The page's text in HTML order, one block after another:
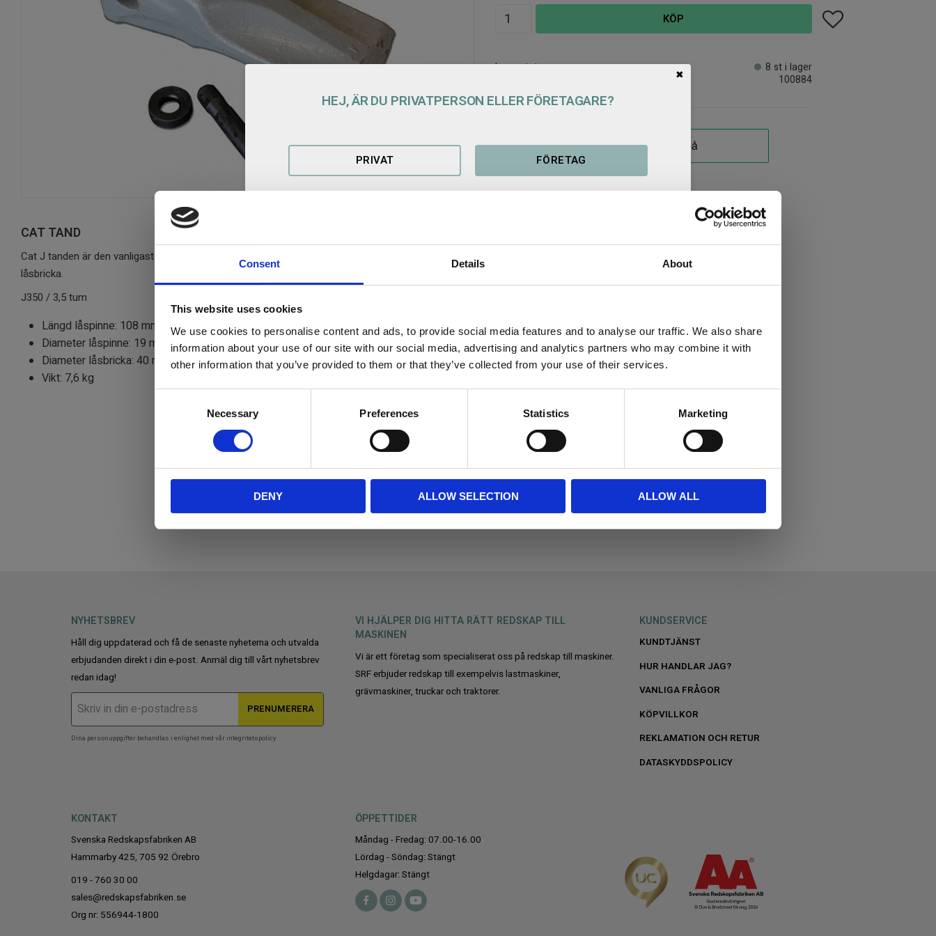
Consent Details About
This website uses cookies
We use cookies to personalise content and ads, to provide social media features and to analyse our traffic. We also share
information about your use of our site with our social media, advertising and analytics partners who may combine it with
other information that you’ve provided to them or that they’ve collected from your use of their services.
e
n
Necessary Preferences Statistics Marketing
DENY ALLOW SELECTION ALLOW ALL
KÖP Lägg till i favoriter
Lagerstatus
8 st i lager
100884
CAT TAND
Cat J tanden är den vanligaste tanden på marknaden och låses från sidan med en pinne och en
låsbricka.
J350 / 3,5 tum
Längd låspinne: 108 mm
Diameter låspinne: 19 mm
Diameter låsbricka: 40 mm
Vikt: 7,6 kg
Tandhållare 3,5"
Tandhållare 3,5"
499 KR
Lägg till i favoriter
NYHETSBREV
Håll dig uppdaterad och få de senaste nyheterna och utvalda
erbjudanden direkt i din e-post. Anmäl dig till vårt nyhetsbrev
redan idag!
PRENUMERERA
Dina personuppgifter behandlas i enlighet med vår integritetspolicy.
VI HJÄLPER DIG HITTA RÄTT REDSKAP TILL
MASKINEN
Vi är ett företag som specialiserat oss på redskap till maskiner.
SRF erbjuder redskap till exempelvis lastmaskiner,
grävmaskiner, truckar och traktorer.
KUNDSERVICE
KUNDTJÄNST
HUR HANDLAR JAG?
VANLIGA FRÅGOR
KÖPVILLKOR
REKLAMATION OCH RETUR
DATASKYDDSPOLICY
KONTAKT
Svenska Redskapsfabriken AB
Hammarby 425, 705 92 Örebro
019 - 760 30 00
sales@redskapsfabriken.se
Org nr: 556944-1800
ÖPPETTIDER
Måndag - Fredag: 07.00-16.00
Lördag - Söndag: Stängt
Helgdagar: Stängt
HEJ, ÄR DU PRIVATPERSON ELLER FÖRETAGARE?
PRIVAT FÖRETAG
✖